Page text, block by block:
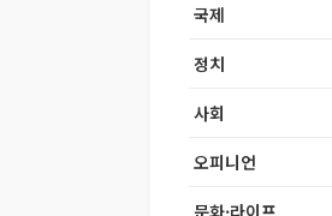
국제
정치
사회
오피니언
문화·라이프